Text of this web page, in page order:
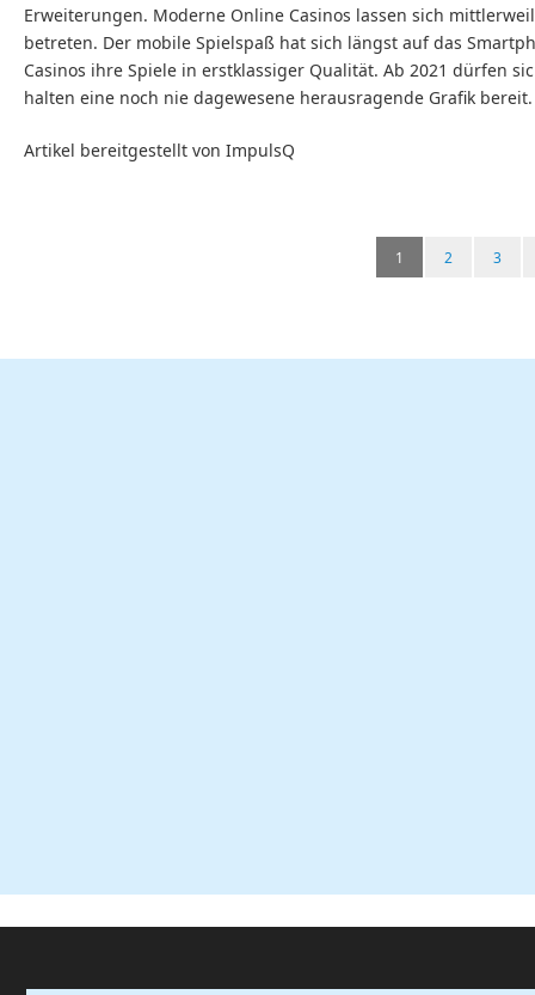
Erweiterungen. Moderne Online Casinos lassen sich
betreten. Der mobile Spielspaß hat sich längst auf das
Casinos ihre Spiele in erstklassiger Qualität. Ab 2021 dürfen
halten eine noch nie dagewesene herausragende Grafik
Artikel bereitgestellt von ImpulsQ
1 2 3